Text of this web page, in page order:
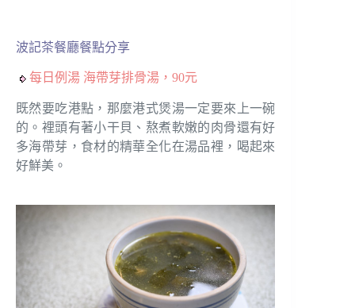
波記茶餐廳餐點分享
每日例湯 海帶芽排骨湯，90元
既然要吃港點，那麼港式煲湯一定要來上一碗
的。裡頭有著小干貝、熬煮軟嫩的肉骨還有好
多海帶芽，食材的精華全化在湯品裡，喝起來
好鮮美。